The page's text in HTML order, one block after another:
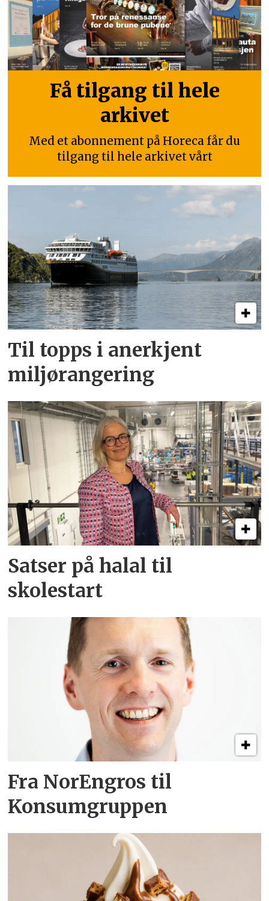
Få tilgang til hele
arkivet
Med et abonnement på Horeca får du
tilgang til hele arkivet vårt
Til topps i anerkjent
miljørangering
Satser på halal til
skolestart
Fra NorEngros til
Konsumgruppen